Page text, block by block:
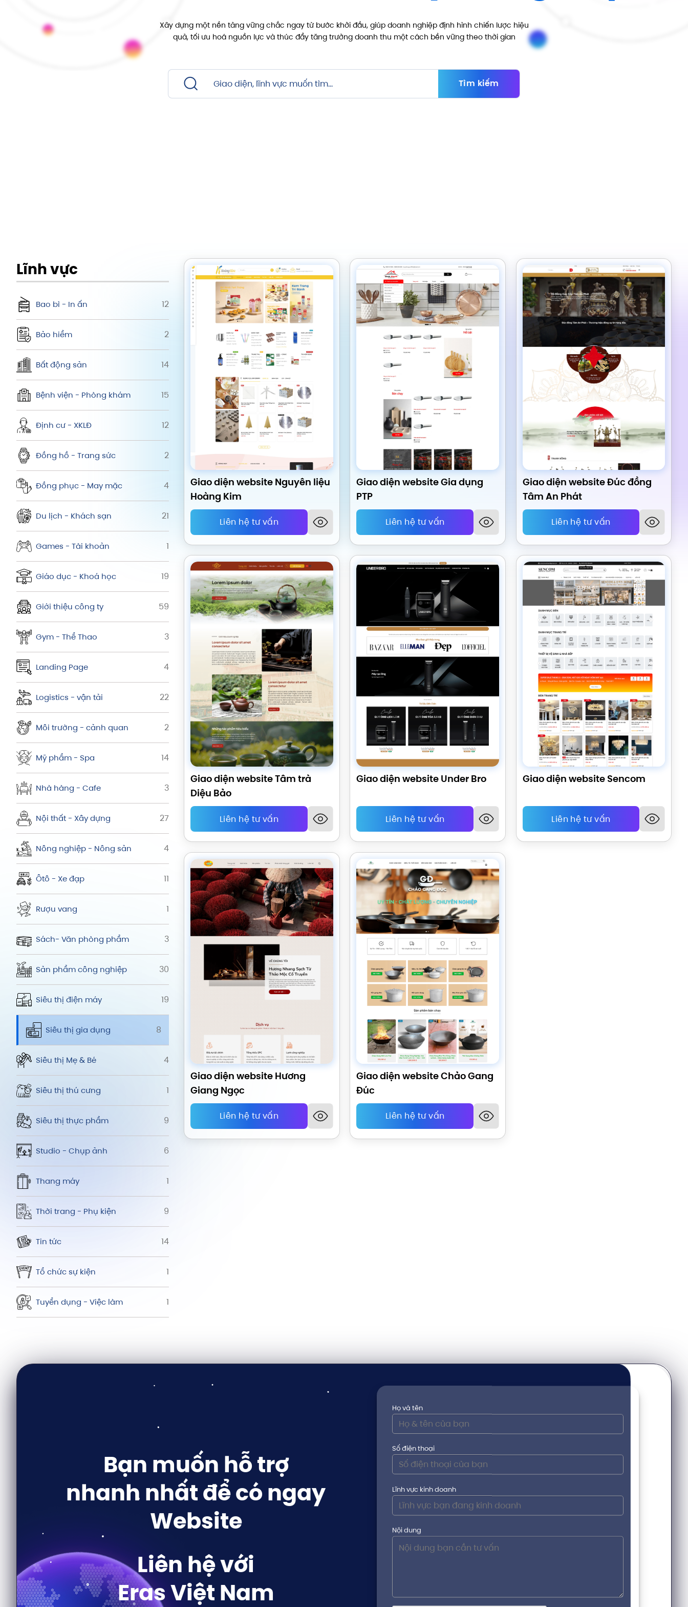
Xây dựng một nền tảng vững chắc ngay từ bước khởi đầu, giúp doanh nghiệp định hình chiến lược hiệu
quả, tối ưu hoá nguồn lực và thúc đẩy tăng trưởng doanh thu một cách bền vững theo thời gian
Tìm kiếm
Lĩnh vực
Bao bì - In ấn 12
Bảo hiểm 2
Bất động sản 14
Bệnh viện - Phòng khám 15
Định cư - XKLĐ 12
Đồng hồ - Trang sức 2
Đồng phục - May mặc 4
Du lịch - Khách sạn 21
Games - Tài khoản 1
Giáo dục - Khoá học 19
Giới thiệu công ty 59
Gym - Thể Thao 3
Landing Page 4
Logistics - vận tải 22
Môi trường - cảnh quan 2
Mỹ phẩm - Spa 14
Nhà hàng - Cafe 3
Nội thất - Xây dựng 27
Nông nghiệp - Nông sản 4
Ôtô - Xe đạp 11
Rượu vang 1
Sách- Văn phòng phẩm 3
Sản phẩm công nghiệp 30
Siêu thị điện máy 19
Siêu thị gia dụng 8
Siêu thị Mẹ & Bé 4
Siêu thị thú cưng 1
Siêu thị thực phẩm 9
Studio - Chụp ảnh 6
Thang máy 1
Thời trang - Phụ kiện 9
Tin tức 14
Tổ chức sự kiện 1
Tuyển dụng - Việc làm 1
Giao diện website Nguyên liệu
Hoàng Kim
Liên hệ tư vấn
Giao diện website Gia dụng
PTP
Liên hệ tư vấn
Giao diện website Đúc đồng
Tâm An Phát
Liên hệ tư vấn
Giao diện website Tâm trà
Diệu Bảo
Liên hệ tư vấn
Giao diện website Under Bro
Liên hệ tư vấn
Giao diện website Sencom
Liên hệ tư vấn
Giao diện website Hương
Giang Ngọc
Liên hệ tư vấn
Giao diện website Chảo Gang
Đúc
Liên hệ tư vấn
Bạn muốn hỗ trợ
nhanh nhất để có ngay
Website
Liên hệ với
Eras Việt Nam
Họ và tên
Số điện thoại
Lĩnh vực kinh doanh
Nội dung